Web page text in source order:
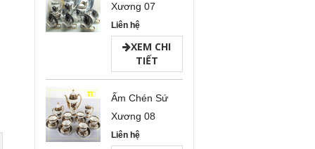
Xương 07
Liên hệ
XEM CHI
TIẾT
Ấm Chén Sứ
Xương 08
Liên hệ